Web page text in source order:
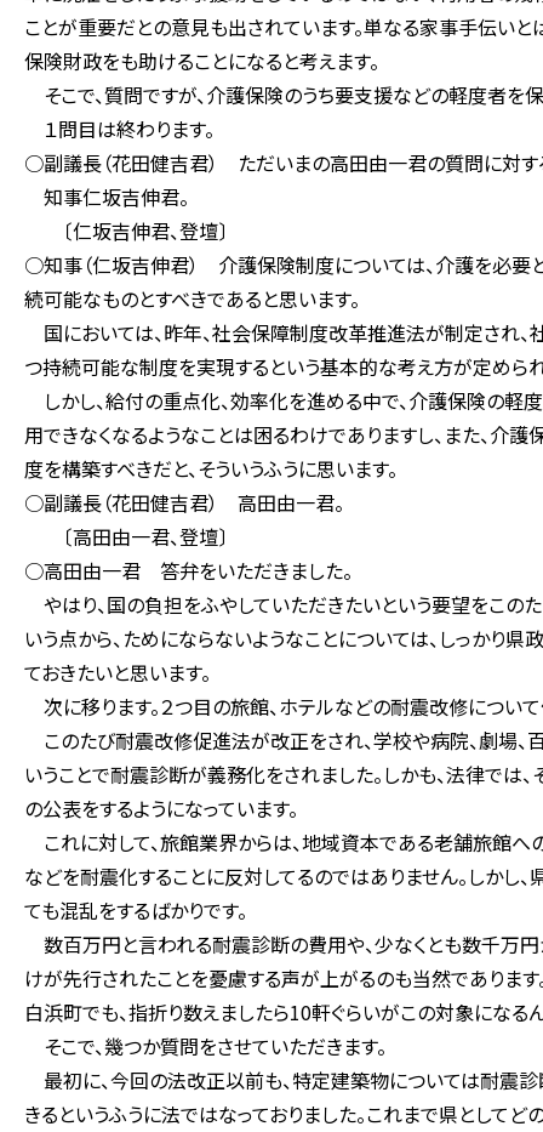
ことが重要だとの意見も出されています。単なる家事手伝い
保険財政をも助けることになると考えます。
そこで、質問ですが、介護保険のうち要支援などの軽度者を
１問目は終わります。
○副議長（花田健吉君） ただいまの高田由一君の質問に対す
知事仁坂吉伸君。
〔仁坂吉伸君、登壇〕
○知事（仁坂吉伸君） 介護保険制度については、介護を必要
続可能なものとすべきであると思います。
国においては、昨年、社会保障制度改革推進法が制定され
つ持続可能な制度を実現するという基本的な考え方が定められ
しかし、給付の重点化、効率化を進める中で、介護保険の
用できなくなるようなことは困るわけでありますし、また、
度を構築すべきだと、そういうふうに思います。
○副議長（花田健吉君） 高田由一君。
〔高田由一君、登壇〕
○高田由一君 答弁をいただきました。
やはり、国の負担をふやしていただきたいという要望をこの
いう点から、ためにならないようなことについては、しっかり
ておきたいと思います。
次に移ります。２つ目の旅館、ホテルなどの耐震改修につい
このたび耐震改修促進法が改正をされ、学校や病院、劇場
いうことで耐震診断が義務化をされました。しかも、法律では
の公表をするようになっています。
これに対して、旅館業界からは、地域資本である老舗旅館へ
などを耐震化することに反対してるのではありません。しかし
ても混乱をするばかりです。
数百万円と言われる耐震診断の費用や、少なくとも数千万
けが先行されたことを憂慮する声が上がるのも当然でありま
白浜町でも、指折り数えましたら10軒ぐらいがこの対象になる
そこで、幾つか質問をさせていただきます。
最初に、今回の法改正以前も、特定建築物については耐震
きるというふうに法ではなっておりました。これまで県として